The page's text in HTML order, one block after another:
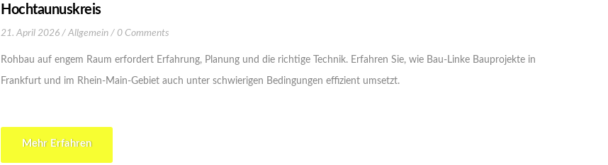
Hochtaunuskreis
21. April 2026 Allgemein 0 Comments
Rohbau auf engem Raum erfordert Erfahrung, Planung und die richtige Technik. Erfahren Sie, wie Bau-Linke Bauprojekte in
Frankfurt und im Rhein-Main-Gebiet auch unter schwierigen Bedingungen effizient umsetzt.
Mehr Erfahren